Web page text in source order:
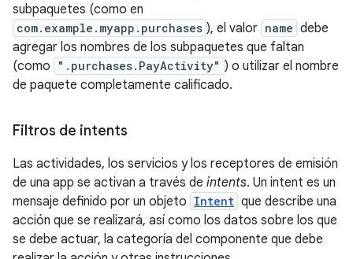
subpaquetes (como en
com.example.myapp.purchases ), el valor name debe
agregar los nombres de los subpaquetes que faltan
(como
".purchases.PayActivity" ) o utilizar el nombre
de paquete completamente calificado.
Filtros de intents
Las actividades, los servicios y los receptores de emisión
de una app se activan a través de intents. Un intent es un
mensaje definido por un objeto Intent que describe una
acción que se realizará, así como los datos sobre los que
se debe actuar, la categoría del componente que debe